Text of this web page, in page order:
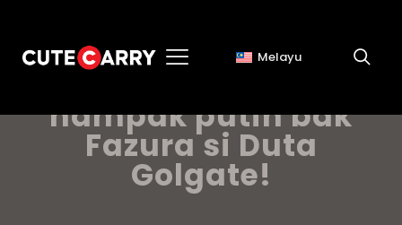
Melayu
nampak putih bak
Fazura si Duta
Golgate!